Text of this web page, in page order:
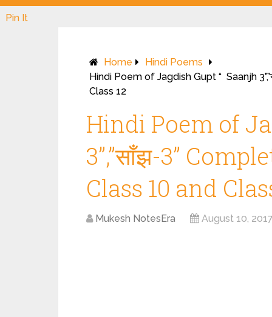
Home
Hindi Poems
Hindi Poem of Jagdish Gupt “ Saanjh
Class 12
Hindi Poem of
3”,”साँझ-3”
Class 10 and
Mukesh NotesEra August 10, 2017
Pin It